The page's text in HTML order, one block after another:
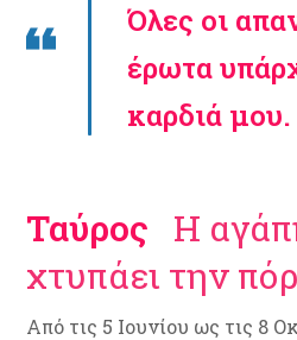
Όλες οι
έρωτα
καρδιά μου.
Ταύρος Η
χτυπάει την
Από τις 5 Ιουνίου ως τις 8